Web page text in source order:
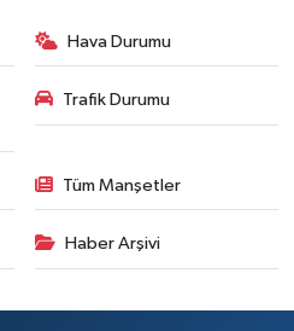
Hava Durumu
Trafik Durumu
Tüm Manşetler
Haber Arşivi